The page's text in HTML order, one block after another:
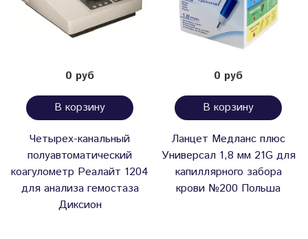
0 руб
В корзину
Четырех-канальный
полуавтоматический
коагулометр Реалайт 1204
для анализа гемостаза
Диксион
0 руб
В корзину
Ланцет Медланс плюс
Универсал 1,8 мм 21G для
капиллярного забора
крови №200 Польша